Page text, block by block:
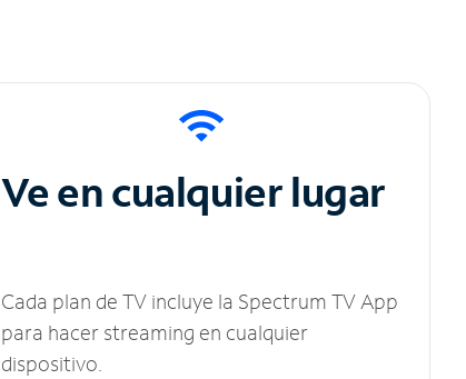
Ve en cualquier lugar
Cada plan de TV incluye la Spectrum TV App
para hacer streaming en cualquier
dispositivo.